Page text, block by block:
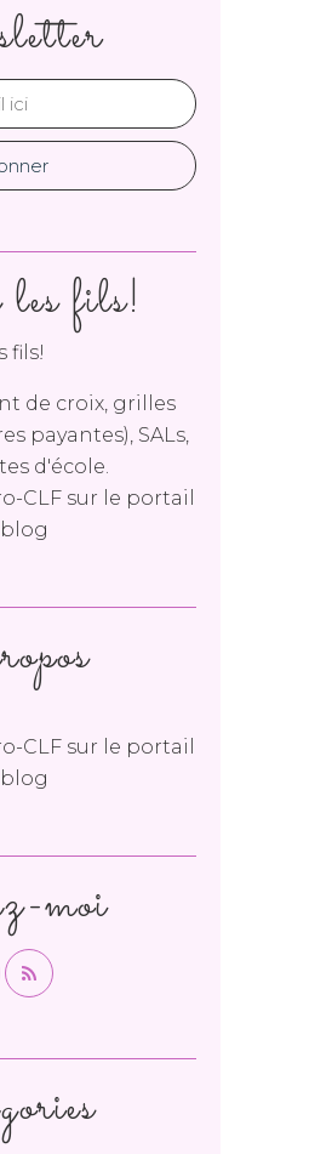
fils!
de croix, grilles
payantes), SALs,
d'école.
CLFsur le portail
moi
CLFsur le portail